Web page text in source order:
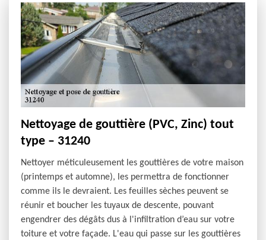
Nettoyage de gouttière (PVC, Zinc) tout
type – 31240
Nettoyer méticuleusement les gouttières de votre maison
(printemps et automne), les permettra de fonctionner
comme ils le devraient. Les feuilles sèches peuvent se
réunir et boucher les tuyaux de descente, pouvant
engendrer des dégâts dus à l'infiltration d’eau sur votre
toiture et votre façade. L'eau qui passe sur les gouttières